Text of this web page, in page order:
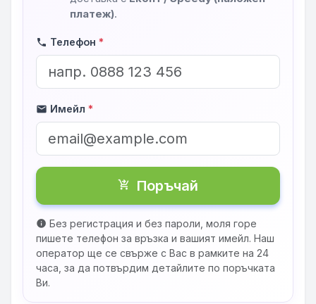
платеж).
phone Телефон *
mail Имейл *
shopping_cart_checkout Поръчай
info Без регистрация и без пароли, моля горе
пишете телефон за връзка и вашият имейл. Наш
оператор ще се свърже с Вас в рамките на 24
часа, за да потвърдим детайлите по поръчката
Ви.